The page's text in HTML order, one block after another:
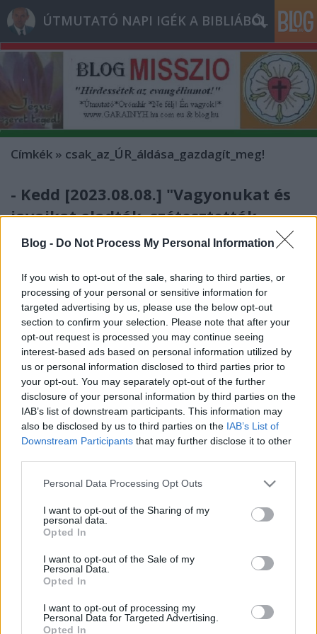
Blog - Do Not Process My Personal Information
If you wish to opt-out of the sale, sharing to third parties, or
processing of your personal or sensitive information for
targeted advertising by us, please use the below opt-out
section to confirm your selection. Please note that after your
opt-out request is processed you may continue seeing
interest-based ads based on personal information utilized by
us or personal information disclosed to third parties prior to
your opt-out. You may separately opt-out of the further
disclosure of your personal information by third parties on the
IAB’s list of downstream participants. This information may
also be disclosed by us to third parties on the IAB’s List of
Downstream Participants that may further disclose it to other
Please note that this website/app uses one or more Google
not limited to your visit or usage behaviour. You may click to
grant or deny consent to Google and its third-party tags to
use your data for below specified purposes in below Google
consent section.
Personal Data Processing Opt Outs
I want to opt-out of the Sharing of my
personal data.
Opted In
I want to opt-out of the Sale of my
Personal Data.
Opted In
I want to opt-out of processing my
Personal Data for Targeted Advertising.
Opted In
ÚTMUTATÓ NAPI IGÉK A BIBLIÁBÓL
Címkék » csak_az_ÚR_áldása_gazdagít_meg!
- Kedd [2023.08.08.] "Vagyonukat és
javaikat eladták, szétosztották
mindenkinek: ahogyan éppen
Andreas •2023. augusztus 08.
&#0;&#0;&#0;&#0;&#0;&#0;&#0;&#0;&#0; *
MINDEN NAPRA: 1 MONDATBAN IS; 2 KIÍRT
ÚTMUTATÓ IGE; 3*Protestáns-
RÚF*Károli*Katolikus*FORDÍTÁSBAN*HANGZÓ
ÖRÖMHÍRTÁR* http://www.garainyh.hu ***
https://garainyh.blog.hu/ ***
http://utmutato.blog.hu ***…
- Vasárnap [2019.04.14.] "Hűséggel és
szeretettel gondolt Izráel házára, és
látták a földön mindenütt Istenünk
szabadítását!"
Andreas•2019. április 14.
&#0;&#0;&#0;&#0;&#0;&#0;&#0;&#0;&#0; *
MINDEN NAPRA: 1 MONDATBAN IS; 2 KIÍRT
RÚF*Károli*Katolikus*FORDÍTÁSBAN*HANGZÓ
ÖRÖMHÍRTÁR*